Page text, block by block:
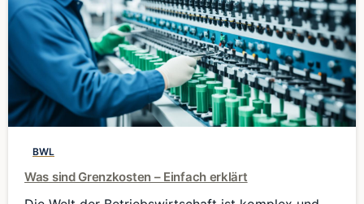
0
BWL
Was sind Grenzkosten – Einfach erklärt